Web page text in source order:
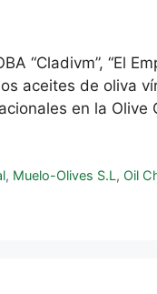
“Cladivm”, “El
aceites de oliva
en la Olive
, Muelo-Olives S.L, Oil